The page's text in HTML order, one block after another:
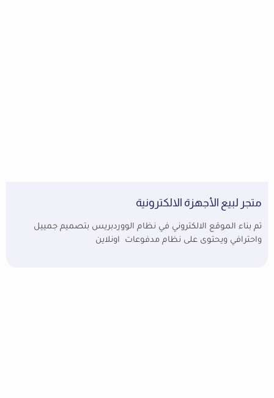
متجر لبيع الأجهزة الالكترونية
تم بناء الموقع الالكتروني في نظام الووردبريس بتصميم جمييل
واحترافي ويحتوى على نظام مدفوعات اونلاين